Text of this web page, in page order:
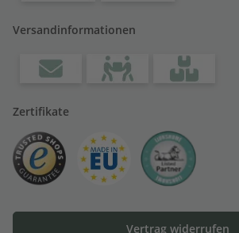
Versandinformationen
Zertifikate
Vertrag widerrufen